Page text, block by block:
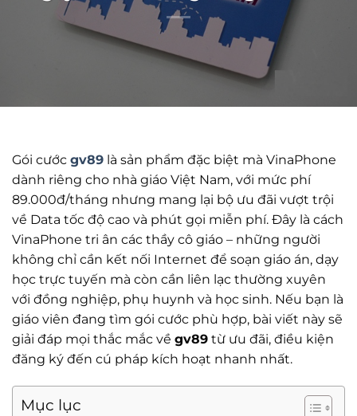
Gói cước gv89 là sản phẩm đặc biệt mà VinaPhone
dành riêng cho nhà giáo Việt Nam, với mức phí
89.000đ/tháng nhưng mang lại bộ ưu đãi vượt trội
về Data tốc độ cao và phút gọi miễn phí. Đây là cách
VinaPhone tri ân các thầy cô giáo – những người
không chỉ cần kết nối Internet để soạn giáo án, dạy
học trực tuyến mà còn cần liên lạc thường xuyên
với đồng nghiệp, phụ huynh và học sinh. Nếu bạn là
giáo viên đang tìm gói cước phù hợp, bài viết này sẽ
giải đáp mọi thắc mắc về gv89 từ ưu đãi, điều kiện
đăng ký đến cú pháp kích hoạt nhanh nhất.
Mục lục